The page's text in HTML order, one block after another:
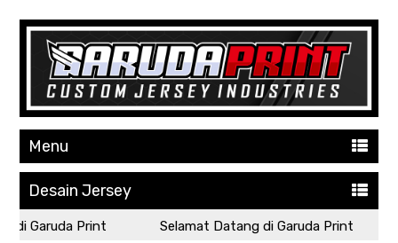
Menu
Desain Jersey
di Garuda Print Selamat Datang di Garuda Print